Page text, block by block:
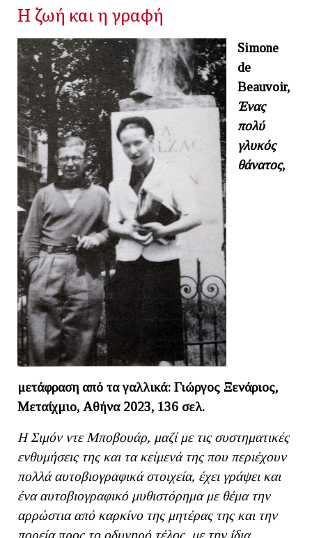
Η ζωή και η γραφή
Simone
de
Beauvoir,
Ένας
πολύ
γλυκός
θάνατος,
μετάφραση από τα γαλλικά: Γιώργος Ξενάριος,
Μεταίχμιο, Αθήνα 2023, 136 σελ.
Η Σιμόν ντε Μποβουάρ, μαζί με τις συστηματικές
ενθυμήσεις της και τα κείμενά της που περιέχουν
πολλά αυτοβιογραφικά στοιχεία, έχει γράψει και
ένα αυτοβιογραφικό μυθιστόρημα με θέμα την
αρρώστια από καρκίνο της μητέρας της και την
πορεία προς το οδυνηρό τέλος, με την ίδια